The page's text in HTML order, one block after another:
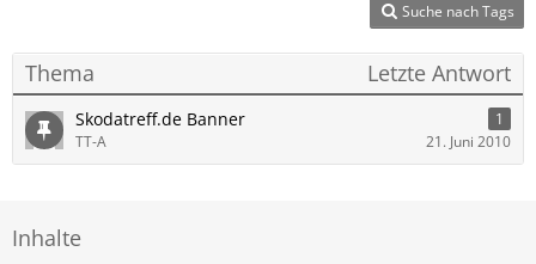
Suche nach Tags
Thema Letzte Antwort
Skodatreff.de Banner
1
TT-A
21. Juni 2010
Inhalte